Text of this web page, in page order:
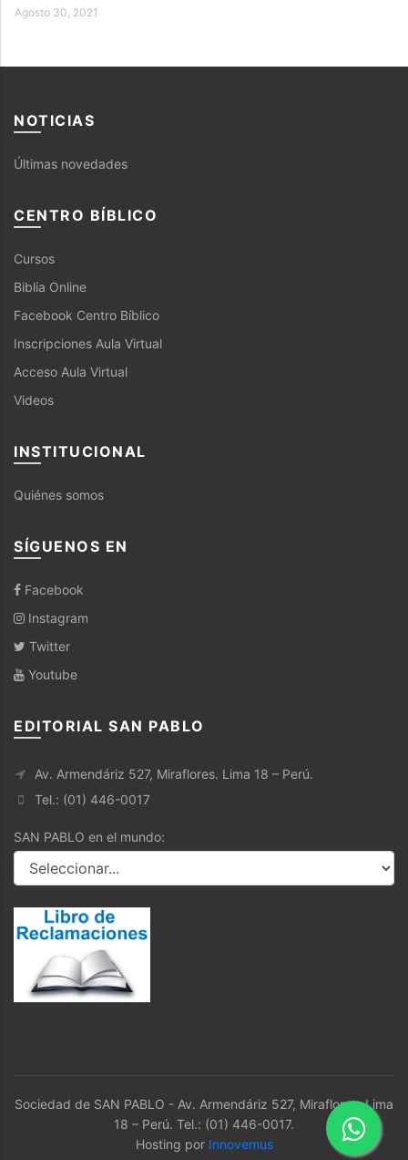
Agosto 30, 2021
NOTICIAS
Últimas novedades
CENTRO BÍBLICO
Cursos
Biblia Online
Facebook Centro Bíblico
Inscripciones Aula Virtual
Acceso Aula Virtual
Videos
INSTITUCIONAL
Quiénes somos
SÍGUENOS EN
Facebook
Instagram
Twitter
Youtube
EDITORIAL SAN PABLO
Av. Armendáriz 527, Miraflores. Lima 18 – Perú.
Tel.: (01) 446-0017
SAN PABLO en el mundo:
Sociedad de SAN PABLO - Av. Armendáriz 527, Miraflores. Lima
18 – Perú. Tel.: (01) 446-0017.
Hosting por Innovemus